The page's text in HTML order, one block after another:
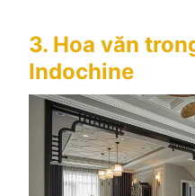
3. Hoa văn
Indochine